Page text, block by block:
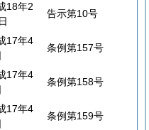
18年2
告示第10号
17年4
条例第157号
17年4
条例第158号
17年4
条例第159号